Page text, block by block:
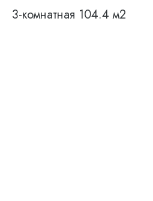
3-комнатная 104.4 м2